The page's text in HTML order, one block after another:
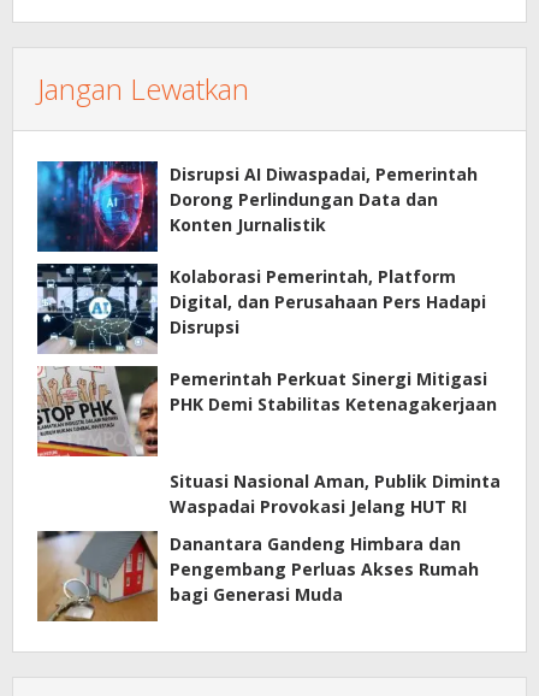
Jangan Lewatkan
Disrupsi AI Diwaspadai, Pemerintah
Dorong Perlindungan Data dan
Konten Jurnalistik
Kolaborasi Pemerintah, Platform
Digital, dan Perusahaan Pers Hadapi
Disrupsi
Pemerintah Perkuat Sinergi Mitigasi
PHK Demi Stabilitas Ketenagakerjaan
Situasi Nasional Aman, Publik Diminta
Waspadai Provokasi Jelang HUT RI
Danantara Gandeng Himbara dan
Pengembang Perluas Akses Rumah
bagi Generasi Muda